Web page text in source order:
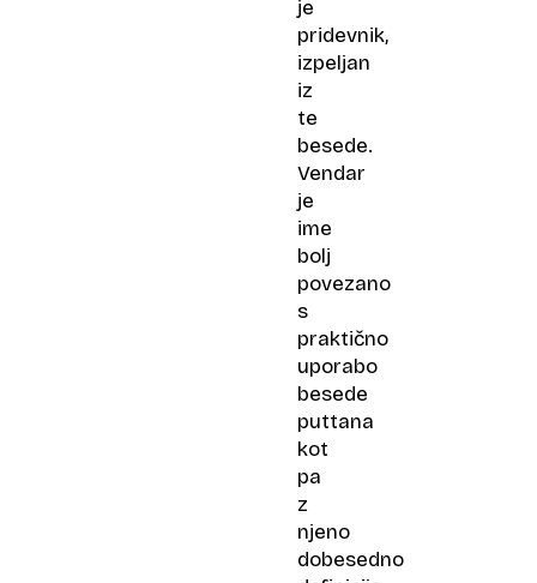
je
pridevnik,
izpeljan
iz
te
besede.
Vendar
je
ime
bolj
povezano
s
praktično
uporabo
besede
puttana
kot
pa
z
njeno
dobesedno